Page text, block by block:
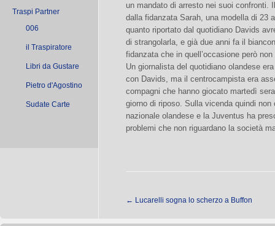
Traspi Partner
006
il Traspiratore
Libri da Gustare
Pietro d'Agostino
Sudate Carte
un mandato di arresto nei suoi confronti.
dalla fidanzata Sarah, una modella di 23
quanto riportato dal quotidiano Davids
di strangolarla, e già due anni fa il
fidanzata che in quell’occasione però
Un giornalista del quotidiano olandese
con Davids, ma il centrocampista era
compagni che hanno giocato martedì
giorno di riposo. Sulla vicenda quindi
nazionale olandese e la Juventus ha
problemi che non riguardano la società
← Lucarelli sogna lo scherzo a Buffon